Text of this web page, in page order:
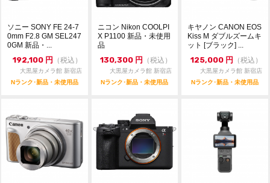
ソニー SONY FE 24-7
0mm F2.8 GM SEL247
0GM 新品・...
192,100 円 （税込）
大黒屋カメラ館 新宿店
Nランク･新品・未使用品
ニコン Nikon COOLPI
X P1100 新品・未使用
品
130,300 円 （税込）
大黒屋カメラ館 新宿店
Nランク･新品・未使用品
キヤノン CANON EOS
Kiss M ダブルズームキ
ット [ブラック] ...
125,000 円 （税込）
大黒屋カメラ館 新宿店
Nランク･新品・未使用品